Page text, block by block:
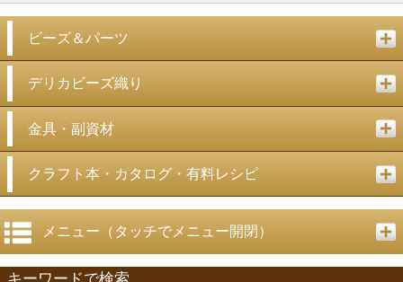
ビーズ＆パーツ
デリカビーズ織り
金具・副資材
クラフト本・カタログ・有料レシピ
メニュー（タッチでメニュー開閉）